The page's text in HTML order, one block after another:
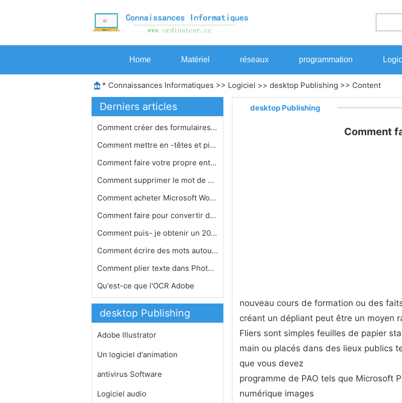
Home Matériel réseaux programmation
* Connaissances Informatiques >> Logiciel >> desktop Publishing >> Content
Derniers articles
Comment créer des formulaires d'aff…
Comment mettre en -têtes et pieds d…
Comment faire votre propre entrepris…
Comment supprimer le mot de passe pa…
Comment acheter Microsoft Word occas…
Comment faire pour convertir des fic…
Comment puis- je obtenir un 2007 Mac…
Comment écrire des mots autour d'un…
Comment plier texte dans Photoshop
Qu'est-ce que l'OCR Adobe
desktop Publishing
Adobe Illustrator
Un logiciel d'animation
antivirus Software
Logiciel audio
desktop Publishing
Comment
nouveau cours de formation ou des
créant un dépliant peut être un moyen
Fliers sont simples feuilles de papier
main ou placés dans des lieux publics
que vous devez
programme de PAO tels que Microsoft
numérique images